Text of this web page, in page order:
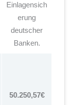
Einlagensich
erung
deutscher
Banken.
50.250,57€